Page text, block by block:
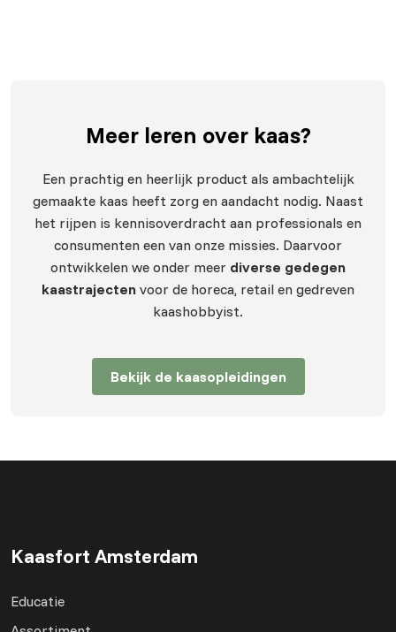
Meer leren over kaas?
Een prachtig en heerlijk product als ambachtelijk
gemaakte kaas heeft zorg en aandacht nodig. Naast
het rijpen is kennisoverdracht aan professionals en
consumenten een van onze missies. Daarvoor
ontwikkelen we onder meer diverse gedegen
kaastrajecten voor de horeca, retail en gedreven
kaashobbyist.
Bekijk de kaasopleidingen
Kaasfort Amsterdam
Educatie